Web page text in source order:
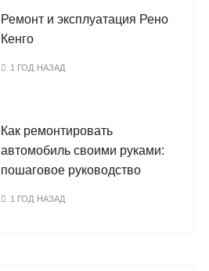
Ремонт и эксплуатация Рено
Кенго
1 ГОД НАЗАД
Как ремонтировать
автомобиль своими руками:
пошаговое руководство
1 ГОД НАЗАД